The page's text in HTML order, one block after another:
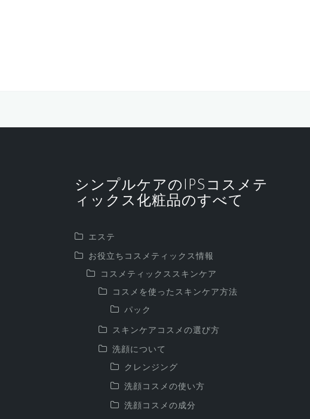
シンプルケアのIPSコスメテ
ィックス化粧品のすべて
エステ
お役立ちコスメティックス情報
コスメティックススキンケア
コスメを使ったスキンケア方法
パック
スキンケアコスメの選び方
洗顔について
クレンジング
洗顔コスメの使い方
洗顔コスメの成分